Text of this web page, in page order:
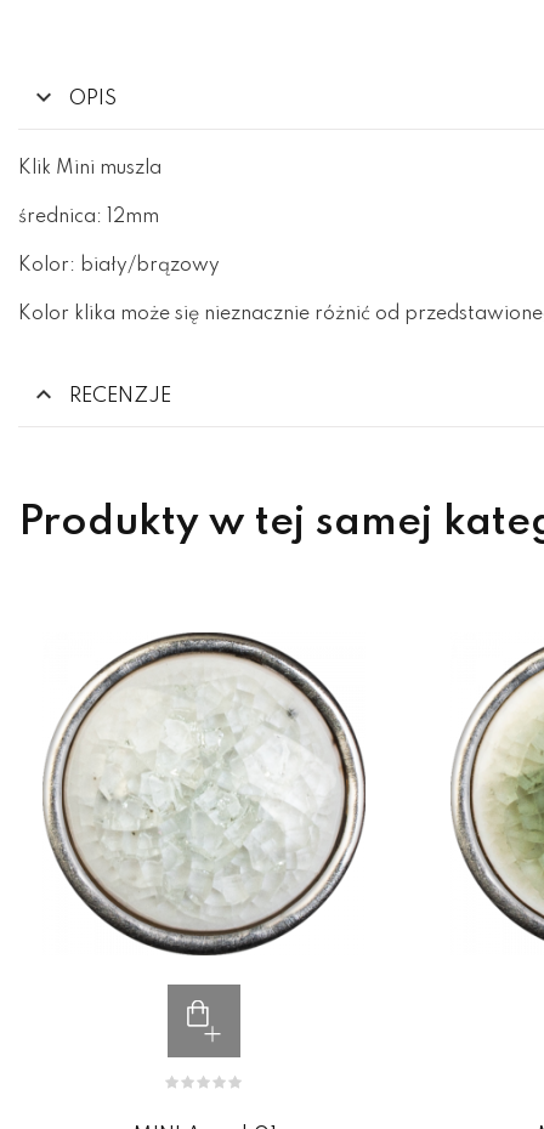
OPIS
Klik Mini muszla
średnica: 12mm
Kolor: biały/brązowy
Kolor klika może się nieznacznie różnić od
RECENZJE
Produkty w tej samej